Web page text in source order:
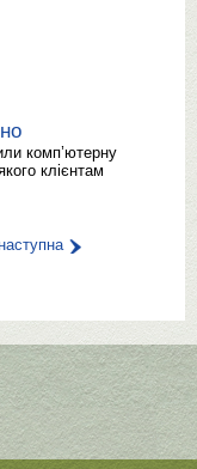
комп’ютерну
клієнтам
наступна